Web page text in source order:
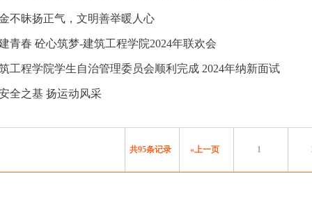
不昧扬正气，文明善举暖人心
青春 砼心筑梦-建筑工程学院2024年联欢会
工程学院学生自治管理委员会顺利完成 2024年纳新面试
全之基 扬运动风采
共95条记录 «上一页 1